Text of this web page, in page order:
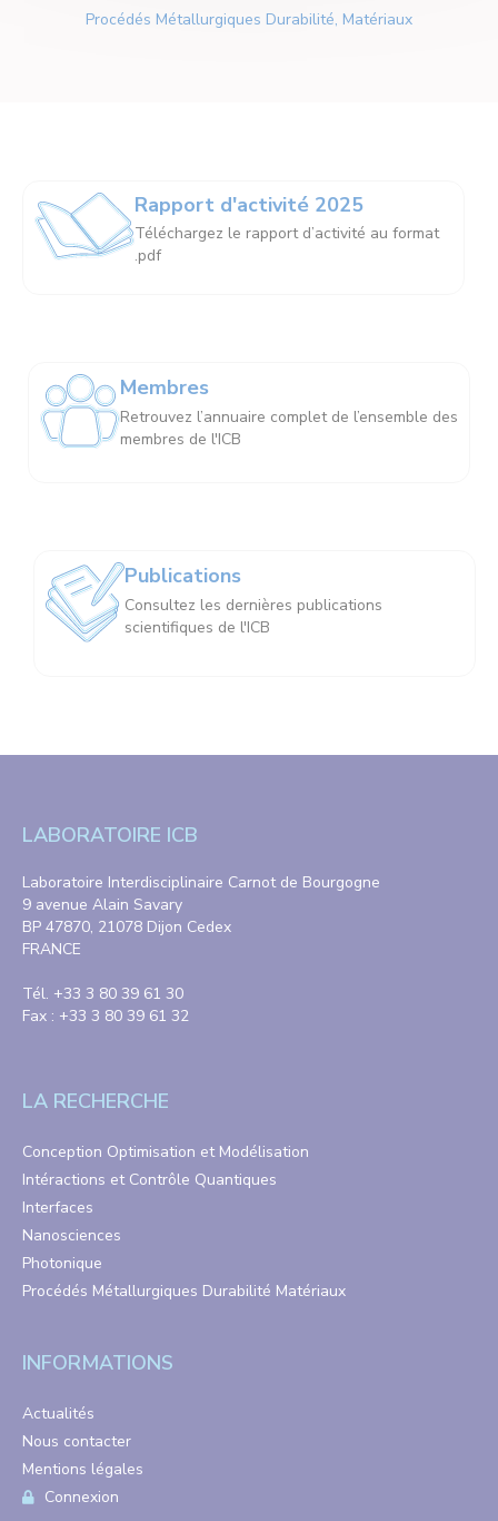
Procédés Métallurgiques Durabilité, Matériaux
Rapport d'activité 2025
Téléchargez le rapport d’activité au format
.pdf
Membres
Retrouvez l’annuaire complet de l’ensemble des
membres de l'ICB
Publications
Consultez les dernières publications
scientifiques de l'ICB
LABORATOIRE ICB
Laboratoire Interdisciplinaire Carnot de Bourgogne
9 avenue Alain Savary
BP 47870, 21078 Dijon Cedex
FRANCE
Tél. +33 3 80 39 61 30
Fax : +33 3 80 39 61 32
LA RECHERCHE
Conception Optimisation et Modélisation
Intéractions et Contrôle Quantiques
Interfaces
Nanosciences
Photonique
Procédés Métallurgiques Durabilité Matériaux
INFORMATIONS
Actualités
Nous contacter
Mentions légales
Connexion